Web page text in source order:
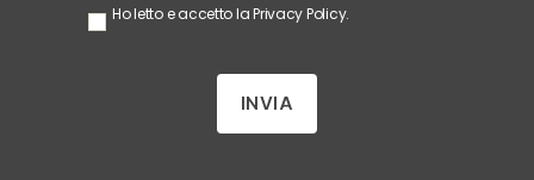
S
z
a
Ho letto e accetto laPrivacy Policy.